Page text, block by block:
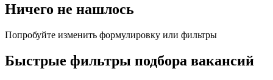
Ничего не нашлось
Попробуйте изменить формулировку или фильтры
Быстрые фильтры подбора вакансий